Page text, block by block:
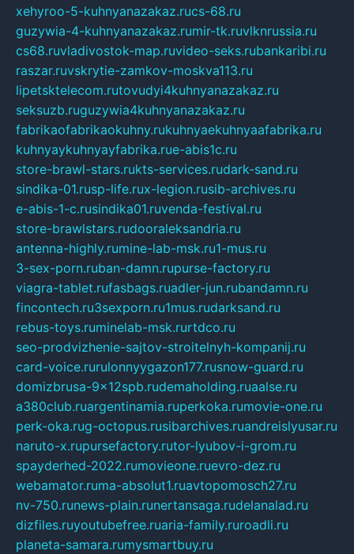
xehyroo-5-kuhnyanazakaz.rucs-68.ru
guzywia-4-kuhnyanazakaz.rumir-tk.ruvlknrussia.ru
cs68.ruvladivostok-map.ruvideo-seks.rubankaribi.ru
raszar.ruvskrytie-zamkov-moskva113.ru
lipetsktelecom.rutovudyi4kuhnyanazakaz.ru
seksuzb.ruguzywia4kuhnyanazakaz.ru
fabrikaofabrikaokuhny.rukuhnyaekuhnyaafabrika.ru
kuhnyaykuhnyayfabrika.rue-abis1c.ru
store-brawl-stars.rukts-services.rudark-sand.ru
sindika-01.rusp-life.rux-legion.rusib-archives.ru
e-abis-1-c.rusindika01.ruvenda-festival.ru
store-brawlstars.rudooraleksandria.ru
antenna-highly.rumine-lab-msk.ru1-mus.ru
3-sex-porn.ruban-damn.rupurse-factory.ru
viagra-tablet.rufasbags.ruadler-jun.rubandamn.ru
fincontech.ru3sexporn.ru1mus.rudarksand.ru
rebus-toys.ruminelab-msk.rurtdco.ru
seo-prodvizhenie-sajtov-stroitelnyh-kompanij.ru
card-voice.rurulonnyygazon177.rusnow-guard.ru
domizbrusa-9x12spb.rudemaholding.ruaalse.ru
a380club.ruargentinamia.ruperkoka.rumovie-one.ru
perk-oka.rug-octopus.rusibarchives.ruandreislyusar.ru
naruto-x.rupursefactory.rutor-lyubov-i-grom.ru
spayderhed-2022.rumovieone.ruevro-dez.ru
webamator.ruma-absolut1.ruavtopomosch27.ru
nv-750.runews-plain.runertansaga.rudelanalad.ru
dizfiles.ruyoutubefree.ruaria-family.ruroadli.ru
planeta-samara.rumysmartbuy.ru